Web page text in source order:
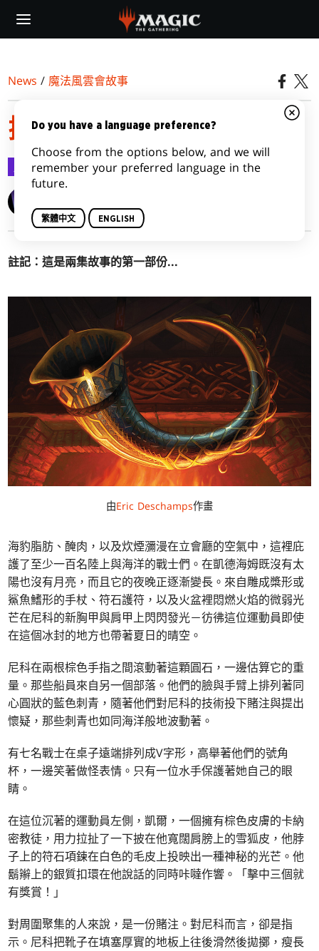
main
News / 魔法風雲會故事
探查情勢
魔法風雲會故事 2025-06-12
註記：這是兩集故事的第一部份...
由Eric Deschamps作畫
海豹脂肪、醃肉，以及炊煙瀰漫在立會廳的空氣中，這裡庇
護了至少一百名陸上與海洋的戰士們。在凱德海姆既沒有太
陽也沒有月亮，而且它的夜晚正逐漸變長。來自雕成槳形或
鯊魚鰭形的手杖、符石護符，以及火盆裡悶燃火焰的微弱光
芒在尼科的新胸甲與肩甲上閃閃發光－彷彿這位運動員即使
在這個冰封的地方也帶著夏日的晴空。
尼科在兩根棕色手指之間滾動著這顆圓石，一邊估算它的重
量。那些船員來自另一個部落。他們的臉與手臂上排列著同
心圓狀的藍色刺青，隨著他們對尼科的技術投下賭注與提出
懷疑，那些刺青也如同海洋般地波動著。
有七名戰士在桌子遠端排列成V字形，高舉著他們的號角
杯，一邊笑著做怪表情。只有一位水手保護著她自己的眼
睛。
在這位沉著的運動員左側，凱爾，一個擁有棕色皮膚的卡納
密教徒，用力拉扯了一下披在他寬闊肩膀上的雪狐皮，他脖
子上的符石項鍊在白色的毛皮上投映出一種神秘的光芒。他
鬍辮上的銀質扣環在他說話的同時咔噠作響。「擊中三個就
有獎賞！」
對周圍聚集的人來說，是一份賭注。對尼科而言，卻是指
示。尼科把靴子在填塞厚實的地板上往後滑然後拋擲，瘦長
Do you have a language preference?
Choose from the options below, and we will
remember your preferred language in the
future.
繁體中文 ENGLISH